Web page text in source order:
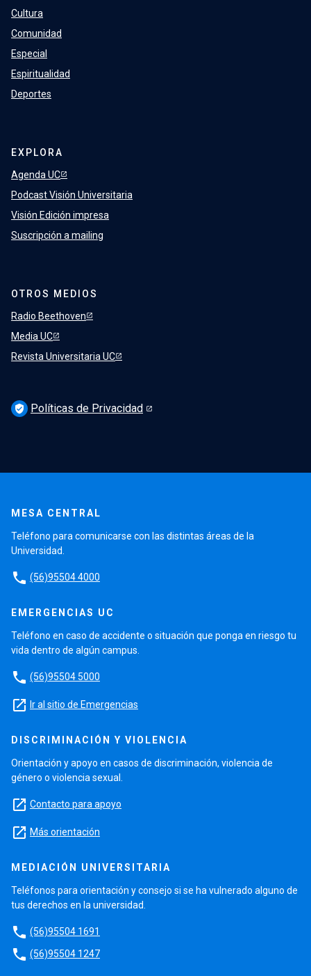
Cultura
Comunidad
Especial
Espiritualidad
Deportes
EXPLORA
Agenda UC
Podcast Visión Universitaria
Visión Edición impresa
Suscripción a mailing
OTROS MEDIOS
Radio Beethoven
Media UC
Revista Universitaria UC
verified_user Políticas de Privacidad
MESA CENTRAL
Teléfono para comunicarse con las distintas áreas de la
Universidad.
phone (56)95504 4000
EMERGENCIAS UC
Teléfono en caso de accidente o situación que ponga en riesgo tu
vida dentro de algún campus.
phone (56)95504 5000
launch Ir al sitio de Emergencias
DISCRIMINACIÓN Y VIOLENCIA
Orientación y apoyo en casos de discriminación, violencia de
género o violencia sexual.
launch Contacto para apoyo
launch Más orientación
MEDIACIÓN UNIVERSITARIA
Teléfonos para orientación y consejo si se ha vulnerado alguno de
tus derechos en la universidad.
phone (56)95504 1691
phone (56)95504 1247